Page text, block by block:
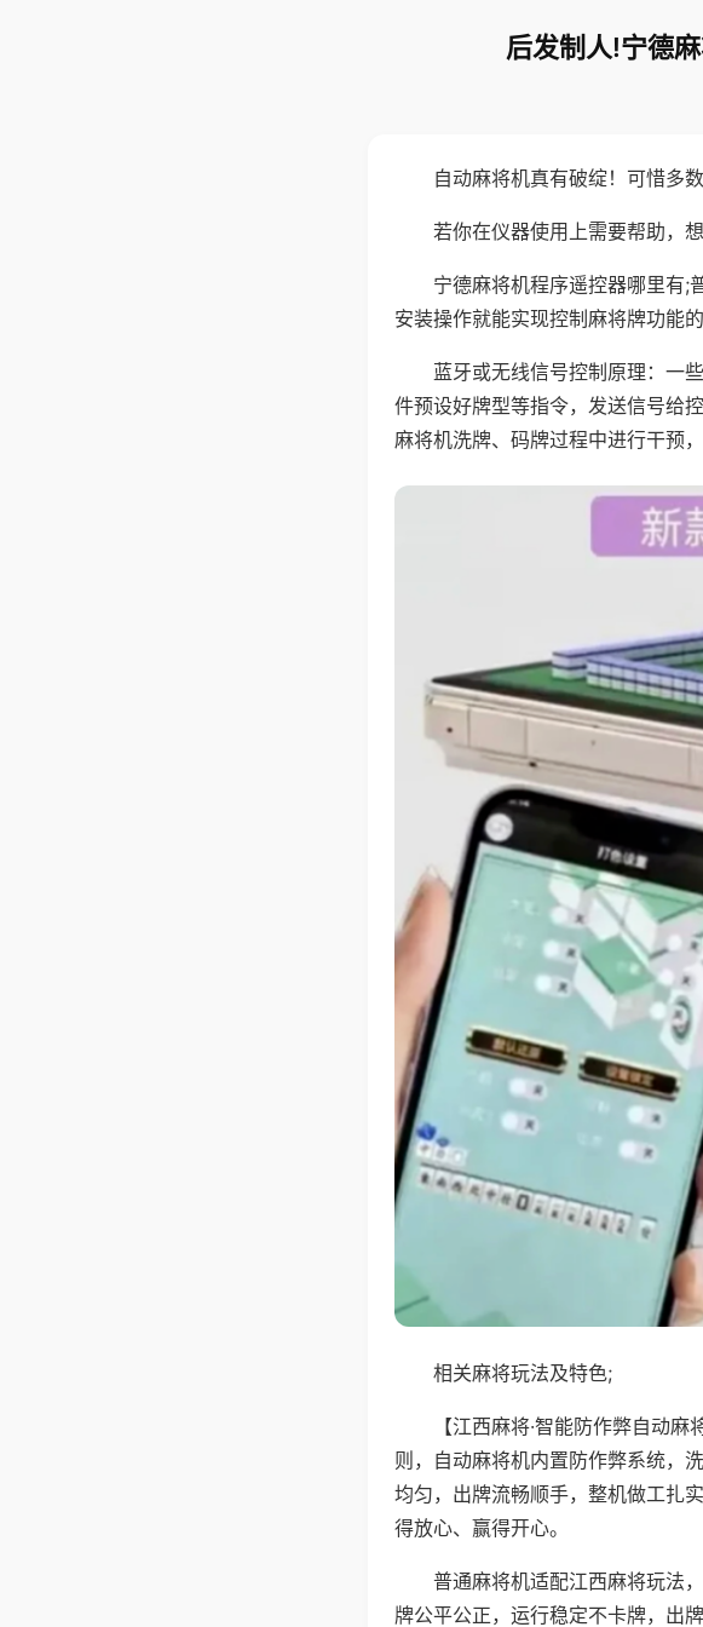
后发制人!宁德
自动麻将机真有破绽！可惜多
若你在仪器使用上需要帮助，
宁德麻将机程序遥控器哪里有;
安装操作就能实现控制麻将牌功能的
蓝牙或无线信号控制原理：一
件预设好牌型等指令，发送信号给
麻将机洗牌、码牌过程中进行干预，
相关麻将玩法及特色;
【江西麻将·智能防作弊自动
则，自动麻将机内置防作弊系统，
均匀，出牌流畅顺手，整机做工扎
得放心、赢得开心。
普通麻将机适配江西麻将玩法
牌公平公正，运行稳定不卡牌，出